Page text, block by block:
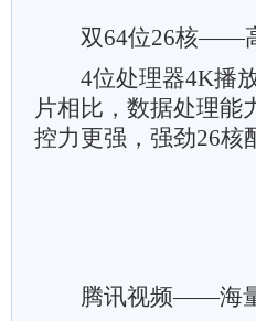
双64位26核——高
4位处理器4K播放
片相比，数据处理能
控力更强，强劲26核
腾讯视频——海量